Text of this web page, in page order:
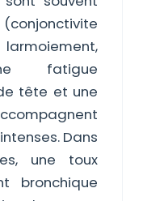
fatigue
tête et une
Dans
une toux
bronchique